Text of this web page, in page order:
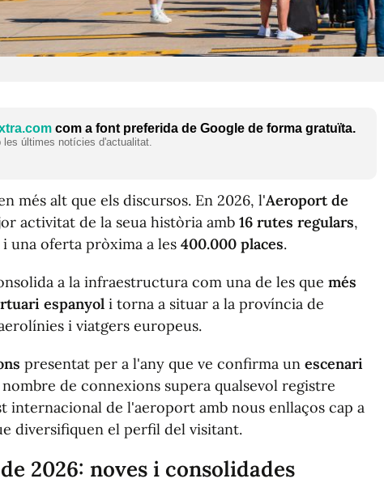
com a font preferida de Google de forma gratuïta.
les últimes notícies d'actualitat.
més alt que els discursos. En 2026, l'Aeroport de
activitat de la seua història amb 16 rutes regulars,
una oferta pròxima a les 400.000 places.
a la infraestructura com una de les que més
espanyol i torna a situar a la província de
i viatgers europeus.
presentat per a l'any que ve confirma un escenari
nombre de connexions supera qualsevol registre
internacional de l'aeroport amb nous enllaços cap a
diversifiquen el perfil del visitant.
2026: noves i consolidades